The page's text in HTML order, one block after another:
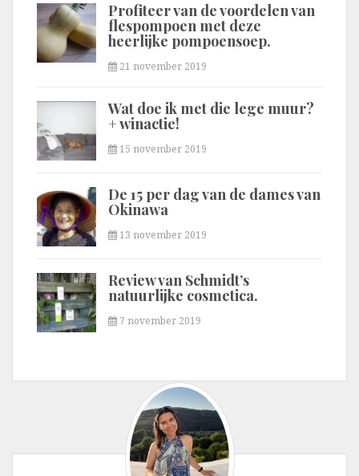
Profiteer van de voordelen van
flespompoen met deze
heerlijke pompoensoep.
21 november 2019
Wat doe ik met die lege muur?
+ winactie!
15 november 2019
De 15 per dag van de dames van
Okinawa
13 november 2019
Review van Schmidt’s
natuurlijke cosmetica.
7 november 2019